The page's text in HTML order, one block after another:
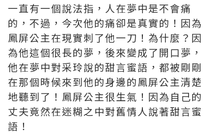
一直有一個說法指，人在夢中是不會痛
的，不過，今次他的痛卻是真實的！因為
鳳屏公主在現實刺了他一刀！為什麼？因
為他這個很長的夢，後來變成了開口夢，
他在夢中對采玲說的甜言蜜語，都被剛剛
在那個時候來到他的身邊的鳳屏公主清楚
地聽到了！鳳屏公主很生氣！因為自己的
丈夫竟然在迷糊之中對舊情人說著甜言蜜
語！